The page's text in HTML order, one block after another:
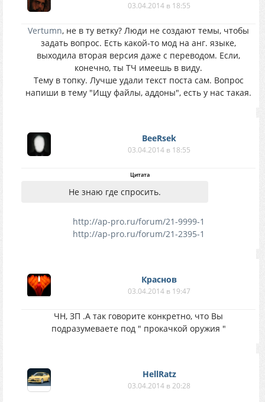
03.04.2014 в 18:55
Vertumn, не в ту ветку? Люди не создают темы, чтобы
задать вопрос. Есть какой-то мод на анг. языке,
выходила вторая версия даже с переводом. Если,
конечно, ты ТЧ имеешь в виду.
Тему в топку. Лучше удали текст поста сам. Вопрос
напиши в тему "Ищу файлы, аддоны", есть у нас такая.
BeeRsek
03.04.2014 в 18:55
Цитата
Не знаю где спросить.
http://ap-pro.ru/forum/21-9999-1
http://ap-pro.ru/forum/21-2395-1
Краснов
03.04.2014 в 19:47
ЧН, ЗП .А так говорите конкретно, что Вы
подразумеваете под " прокачкой оружия "
HellRatz
03.04.2014 в 20:28